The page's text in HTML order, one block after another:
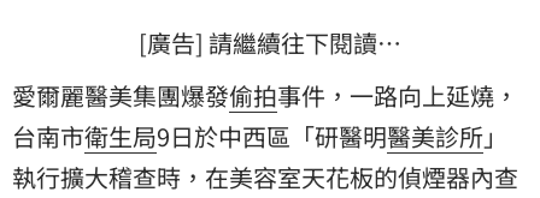
[廣告] 請繼續往下閱讀…
愛爾麗醫美集團爆發偷拍事件，一路向上延燒，
台南市衛生局9日於中西區「研醫明醫美診所」
執行擴大稽查時，在美容室天花板的偵煙器內查